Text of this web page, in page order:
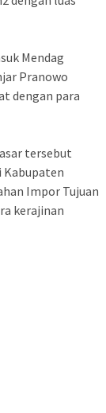
Mendag
Pranowo
dengan para
tersebut
Kabupaten
Impor Tujuan
kerajinan